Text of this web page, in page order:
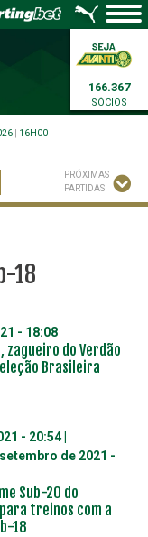
166.367
SÓCIOS
16H00
PRÓXIMAS
PARTIDAS
18
- 18:08
do Verdão
Brasileira
- 20:54|
de 2021 -
Sub-20 do
treinos com a
18